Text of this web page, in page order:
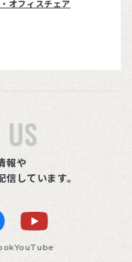
オフィスチェア
報や
しています。
YouTube